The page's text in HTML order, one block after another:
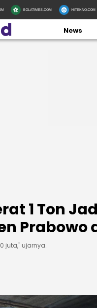
BOLATIMES.COM HITEKNO.COM
News
1 Ton
Prabowo
juta," ujarnya.